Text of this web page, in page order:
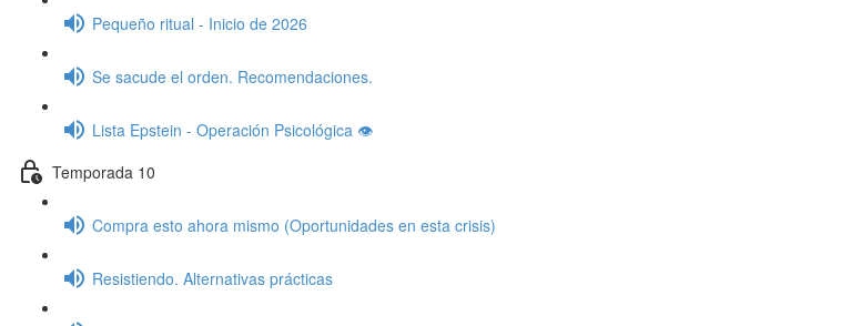
Pequeño ritual - Inicio de 2026
Se sacude el orden. Recomendaciones.
Lista Epstein - Operación Psicológica 👁️
Temporada 10
Compra esto ahora mismo (Oportunidades en esta crisis)
Resistiendo. Alternativas prácticas